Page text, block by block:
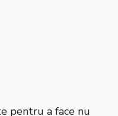
pentru a face nu